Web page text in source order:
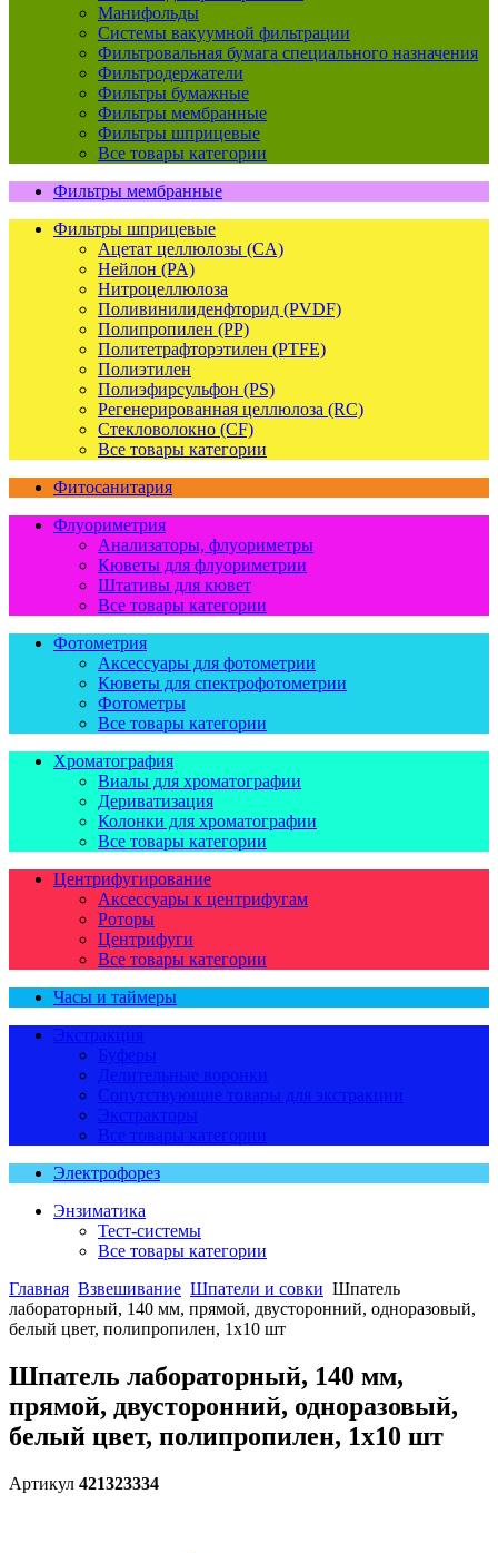
Манифольды
Системы вакуумной фильтрации
Фильтровальная бумага специального назначения
Фильтродержатели
Фильтры бумажные
Фильтры мембранные
Фильтры шприцевые
Все товары категории
Фильтры мембранные
Фильтры шприцевые
Ацетат целлюлозы (CA)
Нейлон (PA)
Нитроцеллюлоза
Поливинилиденфторид (PVDF)
Полипропилен (PP)
Политетрафторэтилен (PTFE)
Полиэтилен
Полиэфирсульфон (PS)
Регенерированная целлюлоза (RC)
Стекловолокно (CF)
Все товары категории
Фитосанитария
Флуориметрия
Анализаторы, флуориметры
Кюветы для флуориметрии
Штативы для кювет
Все товары категории
Фотометрия
Аксессуары для фотометрии
Кюветы для спектрофотометрии
Фотометры
Все товары категории
Хроматография
Виалы для хроматографии
Дериватизация
Колонки для хроматографии
Все товары категории
Центрифугирование
Аксессуары к центрифугам
Роторы
Центрифуги
Все товары категории
Часы и таймеры
Экстракция
Буферы
Делительные воронки
Сопутствующие товары для экстракции
Экстракторы
Все товары категории
Электрофорез
Энзиматика
Тест-системы
Все товары категории
Главная Взвешивание Шпатели и совки Шпатель
лабораторный, 140 мм, прямой, двусторонний, одноразовый,
белый цвет, полипропилен, 1х10 шт
Шпатель лабораторный, 140 мм,
прямой, двусторонний, одноразовый,
белый цвет, полипропилен, 1х10 шт
Артикул 421323334